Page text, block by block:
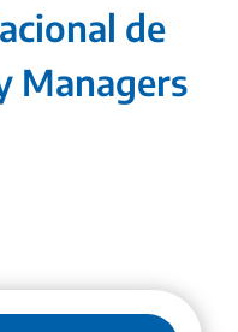
de
Managers